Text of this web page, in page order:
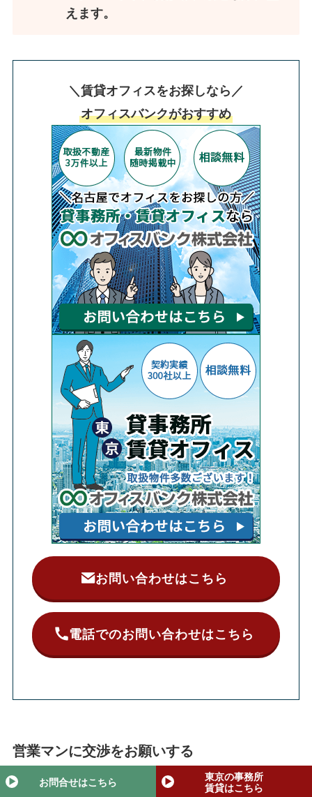
えます。
＼賃貸オフィスをお探しなら／
オフィスバンクがおすすめ
お問い合わせはこちら
電話でのお問い合わせはこちら
営業マンに交渉をお願いする
お問合せはこちら
東京の事務所
賃貸はこちら